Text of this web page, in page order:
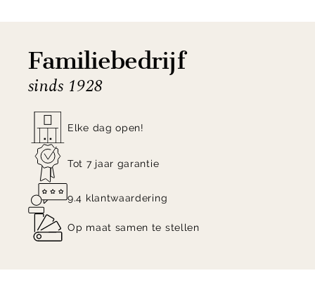
Familiebedrijf
sinds 1928
Elke dag open!
Tot 7 jaar garantie
9.4 klantwaardering
Op maat samen te stellen